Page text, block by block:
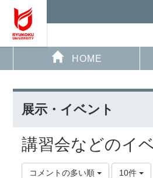
HOME
展示・イベント
講習会などのイ
コメントの多い順 10件